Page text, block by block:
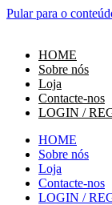
Pular para o
HOME
Sobre nós
Loja
Contacte-nos
LOGIN /
HOME
Sobre nós
Loja
Contacte-nos
LOGIN /